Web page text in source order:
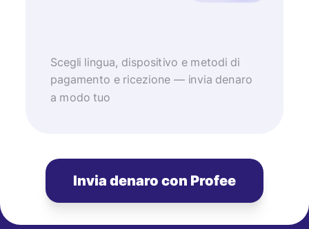
Scegli lingua, dispositivo e metodi di
pagamento e ricezione — invia denaro
a modo tuo
Invia denaro con Profee